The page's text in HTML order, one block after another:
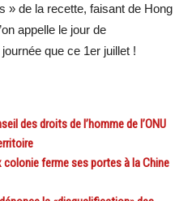
» de la recette, faisant de Hong
appelle le jour de
que ce 1er juillet !
des droits de l’homme de l’ONU
colonie ferme ses portes à la Chine